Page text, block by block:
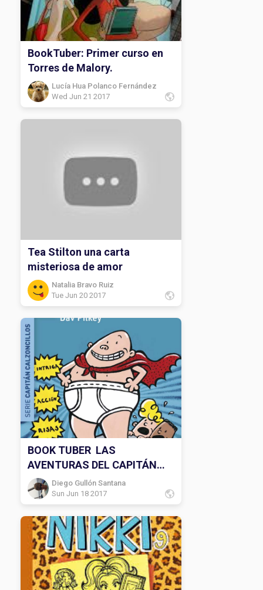
BookTuber: Primer curso en
Torres de Malory.
Lucía Hua Polanco Fernández
Wed Jun 21 2017
Tea Stilton una carta
misteriosa de amor
Natalia Bravo Ruiz
Tue Jun 20 2017
BOOK TUBER LAS
AVENTURAS DEL CAPITÁN
CALZONCILLOS
Diego Gullón Santana
Sun Jun 18 2017